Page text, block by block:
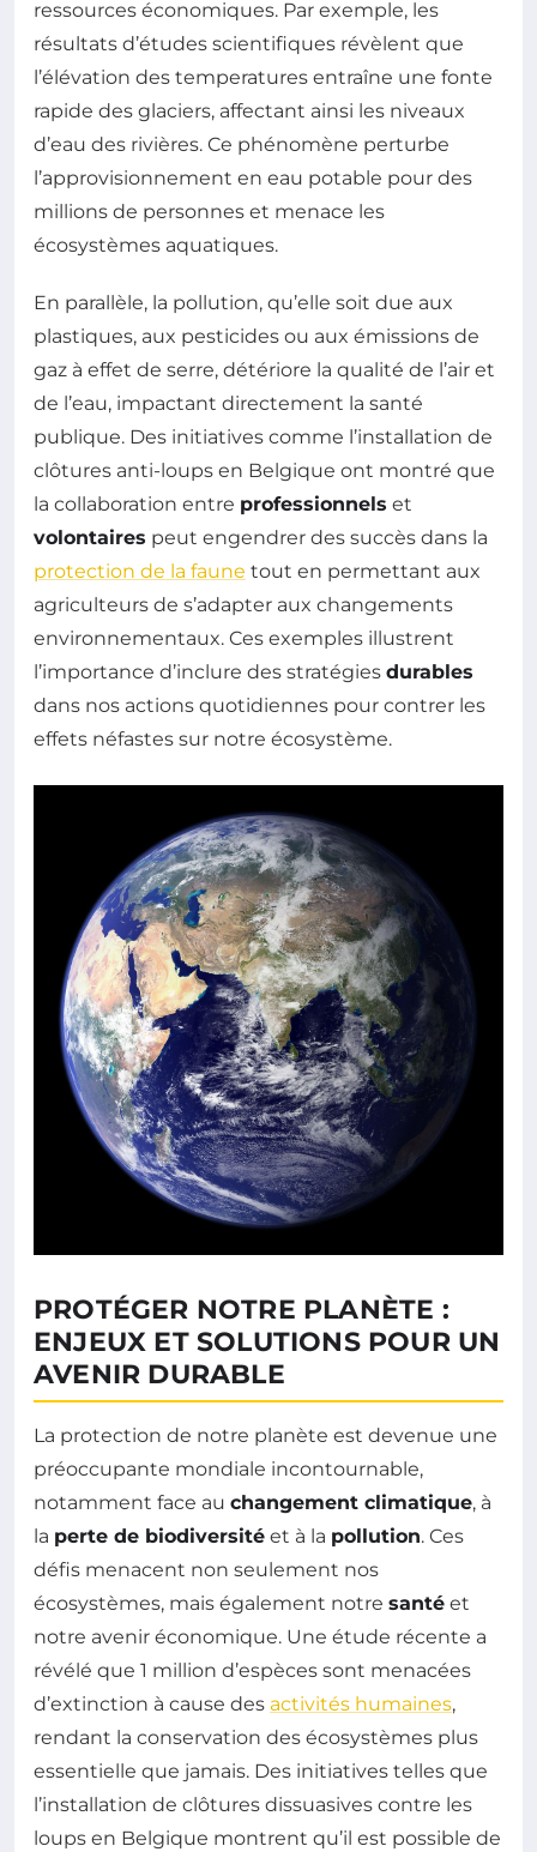
ressources économiques. Par exemple, les
résultats d’études scientifiques révèlent que
l’élévation des temperatures entraîne une fonte
rapide des glaciers, affectant ainsi les niveaux
d’eau des rivières. Ce phénomène perturbe
l’approvisionnement en eau potable pour des
millions de personnes et menace les
écosystèmes aquatiques.
En parallèle, la pollution, qu’elle soit due aux
plastiques, aux pesticides ou aux émissions de
gaz à effet de serre, détériore la qualité de l’air et
de l’eau, impactant directement la santé
publique. Des initiatives comme l’installation de
clôtures anti-loups en Belgique ont montré que
la collaboration entre professionnels et
volontaires peut engendrer des succès dans la
protection de la faune tout en permettant aux
agriculteurs de s’adapter aux changements
environnementaux. Ces exemples illustrent
l’importance d’inclure des stratégies durables
dans nos actions quotidiennes pour contrer les
effets néfastes sur notre écosystème.
PROTÉGER NOTRE PLANÈTE :
ENJEUX ET SOLUTIONS POUR UN
AVENIR DURABLE
La protection de notre planète est devenue une
préoccupante mondiale incontournable,
notamment face au changement climatique, à
la perte de biodiversité et à la pollution. Ces
défis menacent non seulement nos
écosystèmes, mais également notre santé et
notre avenir économique. Une étude récente a
révélé que 1 million d’espèces sont menacées
d’extinction à cause des activités humaines,
rendant la conservation des écosystèmes plus
essentielle que jamais. Des initiatives telles que
l’installation de clôtures dissuasives contre les
loups en Belgique montrent qu’il est possible de